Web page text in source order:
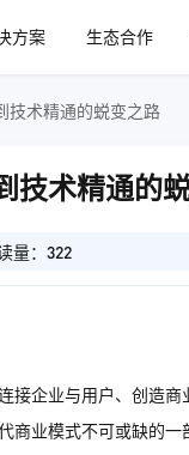
方案 生态合作
技术精通的蜕变之路
技术精通的
量：322
接企业与用户、创造
商业模式不可或缺的